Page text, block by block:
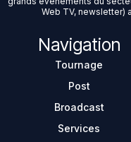
Web TV, newsletter)
Navigation
Tournage
Post
Broadcast
Services